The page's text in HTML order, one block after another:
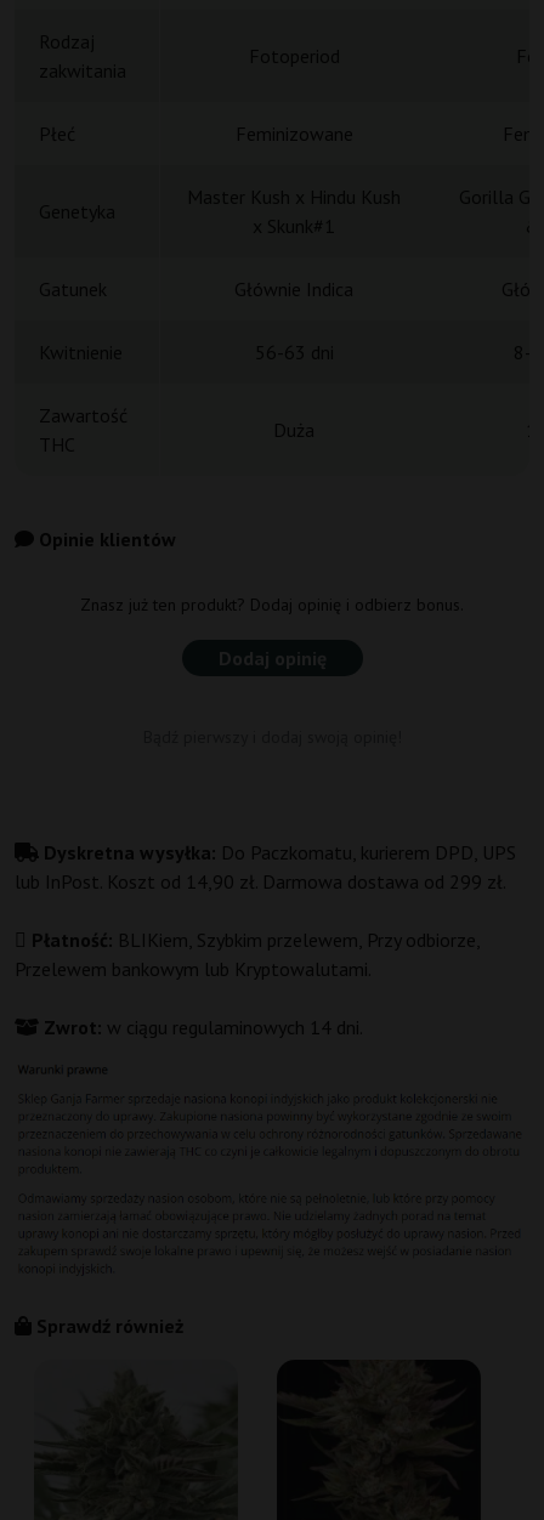
Płeć Feminizowane
Gatunek Głównie Indica
Zawartość
THC
Duża
Opinie klientów
Znasz już ten produkt? Dodaj opinię i odbierz bonus.
Dodaj opinię
Dyskretna wysyłka: Do Paczkomatu, kurierem DPD, UPS
lub InPost. Koszt od 14,90 zł. Darmowa dostawa od 299 zł.
Płatność: BLIKiem, Szybkim przelewem, Przy odbiorze,
Przelewem bankowym lub Kryptowalutami.
Zwrot: w ciągu regulaminowych 14 dni.
Sprawdź również